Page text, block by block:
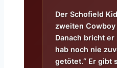
Der Schofield
zweiten
Danach bricht er
hab noch nie
getötet.“ Er gibt